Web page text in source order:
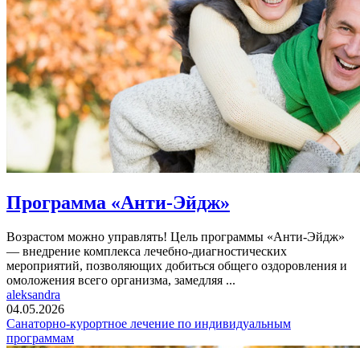
Программа «Анти-Эйдж»
Возрастом можно управлять! Цель программы «Анти-Эйдж»
— внедрение комплекса лечебно-диагностических
мероприятий, позволяющих добиться общего оздоровления и
омоложения всего организма, замедляя ...
aleksandra
04.05.2026
Санаторно-курортное лечение по индивидуальным
программам